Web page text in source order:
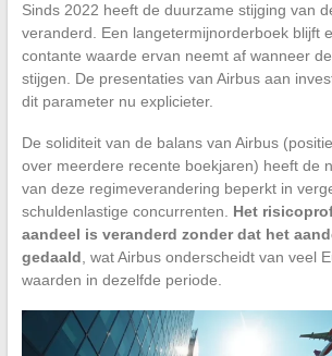
Sinds 2022 heeft de duurzame stijging van
veranderd. Een langetermijnorderboek blijft
contante waarde ervan neemt af wanneer
stijgen. De presentaties van Airbus aan
dit parameter nu explicieter.
De soliditeit van de balans van Airbus
over meerdere recente boekjaren) heeft de
van deze regimeverandering beperkt in
schuldenlastige concurrenten. Het
aandeel is veranderd zonder dat het
gedaald, wat Airbus onderscheidt van veel
waarden in dezelfde periode.